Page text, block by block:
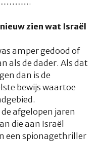
zien wat Israël
amper gedood of
als de dader. Als dat
dan is de
bewijs waartoe
.
afgelopen jaren
die aan Israël
een spionagethriller